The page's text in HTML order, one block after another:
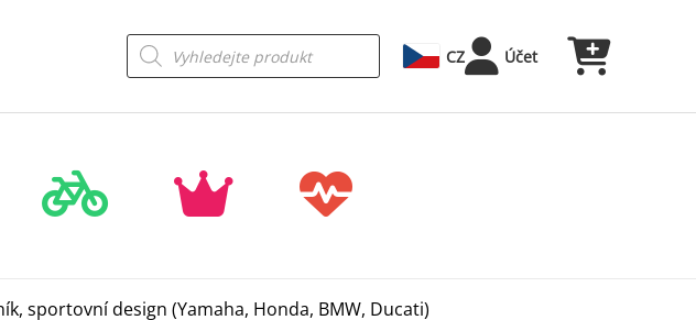
Products
search CZ Účet
sportovní design (Yamaha, Honda, BMW, Ducati)